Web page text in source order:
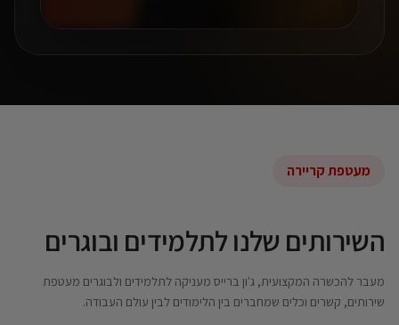
מעטפת קריירה
השירותים שלנו לתלמידים ובוגרים
מעבר להכשרה המקצועית, ג'ון ברייס מעניקה לתלמידים ולבוגרים מעטפת
שירותים, קשרים וכלים שמחברים בין הלימודים לבין עולם העבודה.